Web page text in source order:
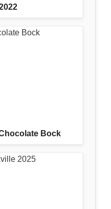
Bock